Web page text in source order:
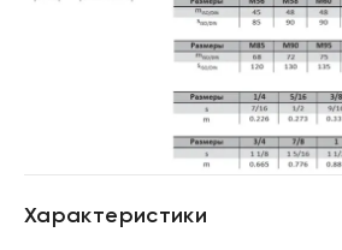
Характеристики